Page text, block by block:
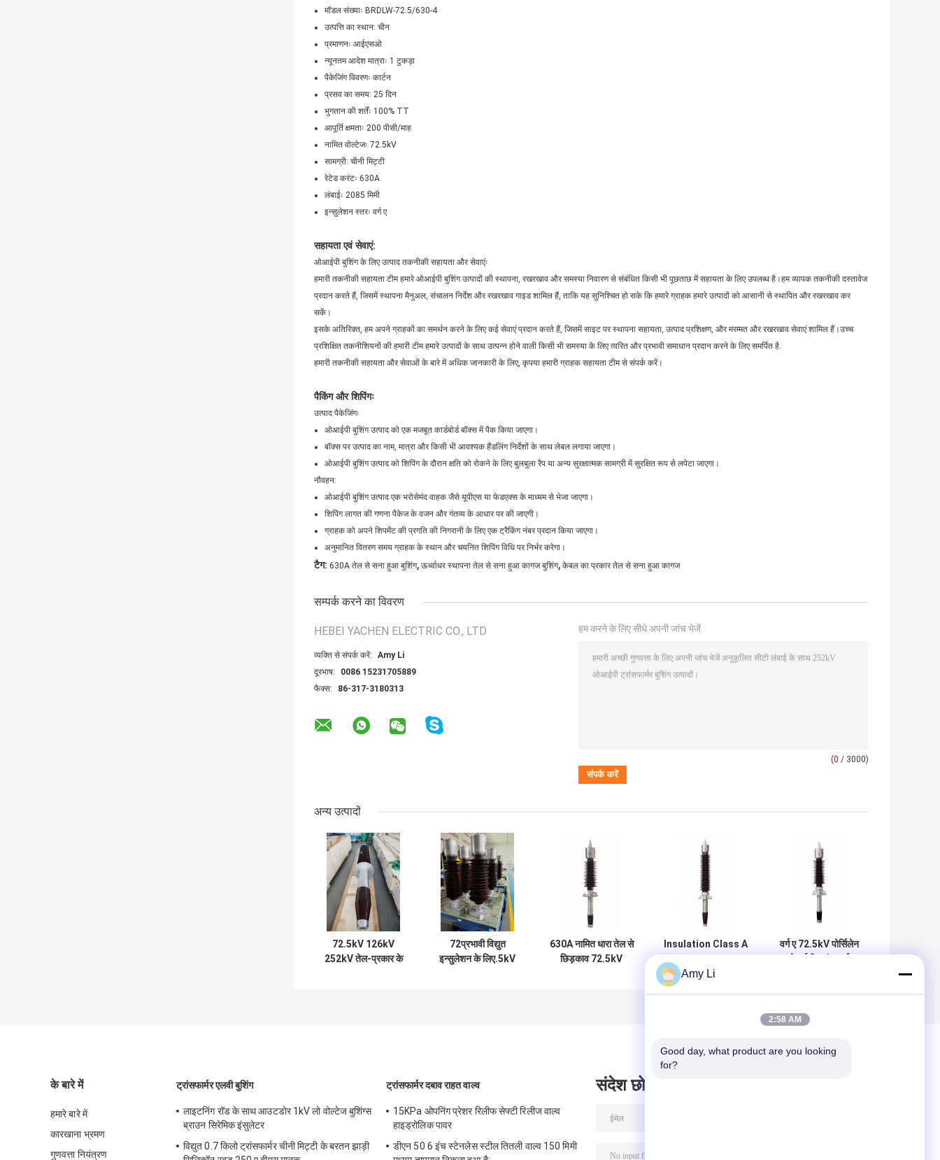
मॉडल संख्याः BRDLW-72.5/630-4
उत्पत्ति का स्थान: चीन
प्रमाणनः आईएसओ
न्यूनतम आदेश मात्राः 1 टुकड़ा
पैकेजिंग विवरणः कार्टन
प्रसव का समय: 25 दिन
भुगतान की शर्तेंः 100% TT
आपूर्ति क्षमताः 200 पीसी/माह
नामित वोल्टेजः 72.5kV
सामग्री: चीनी मिट्टी
रेटेड करंटः 630A
लंबाईः 2085 मिमी
इन्सुलेशन स्तरः वर्ग ए
सहायता एवं सेवाएं:
ओआईपी बुशिंग के लिए उत्पाद तकनीकी सहायता और सेवाएंः
हमारी तकनीकी सहायता टीम हमारे ओआईपी बुशिंग उत्पादों की स्थापना, रखरखाव और समस्या निवारण से संबंधित किसी भी पूछताछ में सहायता के लिए उपलब्ध है।हम व्यापक तकनीकी दस्तावेज
प्रदान करते हैं, जिसमें स्थापना मैनुअल, संचालन निर्देश और रखरखाव गाइड शामिल हैं, ताकि यह सुनिश्चित हो सके कि हमारे ग्राहक हमारे उत्पादों को आसानी से स्थापित और रखरखाव कर
सकें।
इसके अतिरिक्त, हम अपने ग्राहकों का समर्थन करने के लिए कई सेवाएं प्रदान करते हैं, जिसमें साइट पर स्थापना सहायता, उत्पाद प्रशिक्षण, और मरम्मत और रखरखाव सेवाएं शामिल हैं।उच्च
प्रशिक्षित तकनीशियनों की हमारी टीम हमारे उत्पादों के साथ उत्पन्न होने वाली किसी भी समस्या के लिए त्वरित और प्रभावी समाधान प्रदान करने के लिए समर्पित है.
हमारी तकनीकी सहायता और सेवाओं के बारे में अधिक जानकारी के लिए, कृपया हमारी ग्राहक सहायता टीम से संपर्क करें।
पैकिंग और शिपिंगः
उत्पाद पैकेजिंगः
ओआईपी बुशिंग उत्पाद को एक मजबूत कार्डबोर्ड बॉक्स में पैक किया जाएगा।
बॉक्स पर उत्पाद का नाम, मात्रा और किसी भी आवश्यक हैंडलिंग निर्देशों के साथ लेबल लगाया जाएगा।
ओआईपी बुशिंग उत्पाद को शिपिंग के दौरान क्षति को रोकने के लिए बुलबुला रैप या अन्य सुरक्षात्मक सामग्री में सुरक्षित रूप से लपेटा जाएगा।
नौवहन:
ओआईपी बुशिंग उत्पाद एक भरोसेमंद वाहक जैसे यूपीएस या फेडएक्स के माध्यम से भेजा जाएगा।
शिपिंग लागत की गणना पैकेज के वजन और गंतव्य के आधार पर की जाएगी।
ग्राहक को अपने शिपमेंट की प्रगति की निगरानी के लिए एक ट्रैकिंग नंबर प्रदान किया जाएगा।
अनुमानित वितरण समय ग्राहक के स्थान और चयनित शिपिंग विधि पर निर्भर करेगा।
टैग: 630A तेल से सना हुआ बुशिंग, ऊर्ध्वाधर स्थापना तेल से सना हुआ कागज बुशिंग, केबल का प्रकार तेल से सना हुआ कागज
सम्पर्क करने का विवरण
HEBEI YACHEN ELECTRIC CO., LTD
व्यक्ति से संपर्क करें:
Amy Li
दूरभाष:
0086 15231705889
फैक्स:
86-317-3180313
हम करने के लिए सीधे अपनी जांच भेजें
(0 / 3000)
अन्य उत्पादों
72.5kV 126kV
252kV तेल-प्रकार के
72प्रभावी विद्युत
इन्सुलेशन के लिए.5kV
630A नामित धारा तेल से
छिड़काव 72.5kV
Insulation Class A
Transformer
Bushing / Oip
वर्ग ए 72.5kV पोर्सिलेन
के बारे में
हमारे बारे में
कारखाना भ्रमण
गुणवत्ता नियंत्रण
ट्रांसफार्मर एलवी बुशिंग
लाइटनिंग रॉड के साथ आउटडोर 1kV लो वोल्टेज बुशिंग्स
ब्राउन सिरेमिक इंसुलेटर
विद्युत 0.7 किलो ट्रांसफार्मर चीनी मिट्टी के बरतन झाड़ी
ट्रांसफार्मर दबाव राहत वाल्व
15KPa ओपनिंग प्रेशर रिलीफ सेफ्टी रिलीज वाल्व
हाइड्रोलिक पावर
डीएन 50 6 इंच स्टेनलेस स्टील तितली वाल्व 150 मिमी
संदेश छोड़ दो
Amy Li
2:58 AM
Good day, what product are you looking
for?